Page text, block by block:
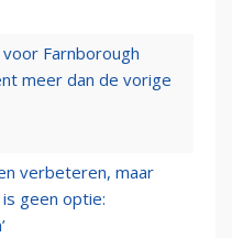
Farnborough
meer dan de vorige
verbeteren, maar
geen optie: